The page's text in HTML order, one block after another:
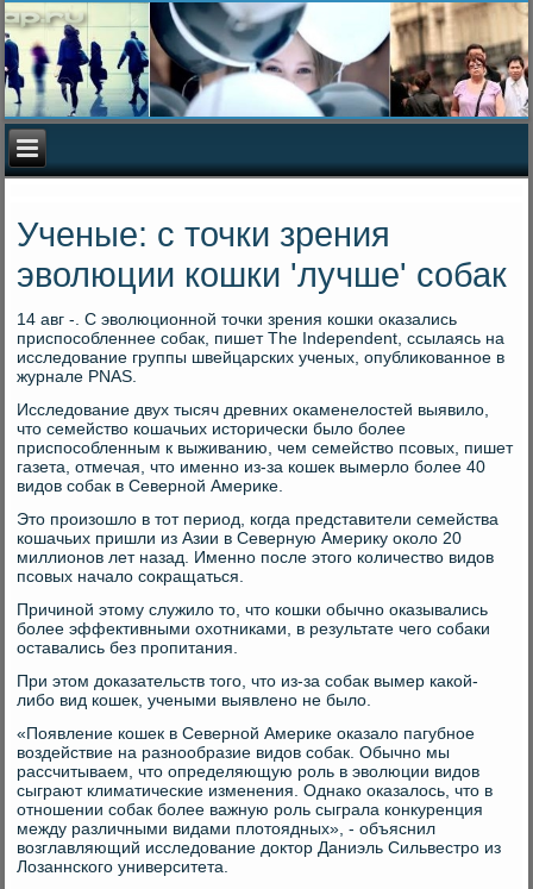
Ученые: с точки зрения
эволюции кошки 'лучше' собак
14 авг -. С эволюционной точки зрения кошки оказались
приспособленнее собак, пишет The Independent, ссылаясь на
исследование группы швейцарских ученых, опубликованное в
журнале PNAS.
Исследование двух тысяч древних окаменелостей выявило,
что семейство кошачьих исторически было более
приспособленным к выживанию, чем семейство псовых, пишет
газета, отмечая, что именно из-за кошек вымерло более 40
видов собак в Северной Америке.
Это произошло в тот период, когда представители семейства
кошачьих пришли из Азии в Северную Америку около 20
миллионов лет назад. Именно после этого количество видов
псовых начало сокращаться.
Причиной этому служило то, что кошки обычно оказывались
более эффективными охотниками, в результате чего собаки
оставались без пропитания.
При этом доказательств того, что из-за собак вымер какой-
либо вид кошек, учеными выявлено не было.
«Появление кошек в Северной Америке оказало пагубное
воздействие на разнообразие видов собак. Обычно мы
рассчитываем, что определяющую роль в эволюции видов
сыграют климатические изменения. Однако оказалось, что в
отношении собак более важную роль сыграла конкуренция
между различными видами плотоядных», - объяснил
возглавляющий исследование доктор Даниэль Сильвестро из
Лозаннского университета.